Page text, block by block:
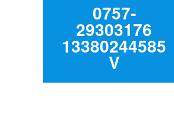
0757-
29303176
13380244585
V